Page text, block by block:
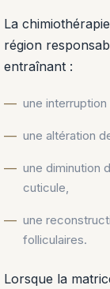
La
région
entraînant :
une
une altération
une diminution
cuticule,
une
folliculaires.
Lorsque la